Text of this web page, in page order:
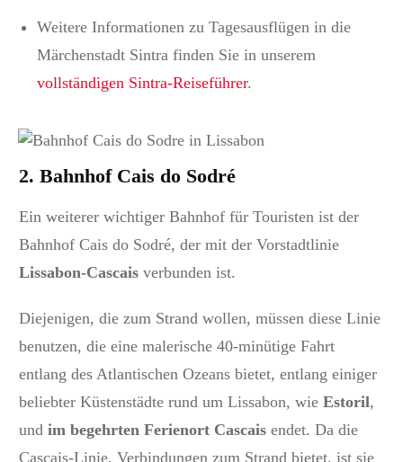
Weitere Informationen zu Tagesausflügen in die
Märchenstadt Sintra finden Sie in unserem
vollständigen Sintra-Reiseführer.
2. Bahnhof Cais do Sodré
Ein weiterer wichtiger Bahnhof für Touristen ist der
Bahnhof Cais do Sodré, der mit der Vorstadtlinie
Lissabon-Cascais verbunden ist.
Diejenigen, die zum Strand wollen, müssen diese Linie
benutzen, die eine malerische 40-minütige Fahrt
entlang des Atlantischen Ozeans bietet, entlang einiger
beliebter Küstenstädte rund um Lissabon, wie Estoril,
und im begehrten Ferienort Cascais endet. Da die
Cascais-Linie, Verbindungen zum Strand bietet, ist sie